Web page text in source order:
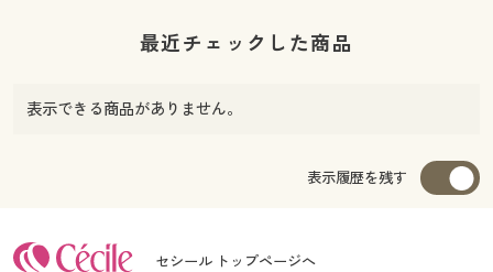
最近チェックした商品
表示できる商品がありません。
表示履歴を残す
セシール トップページへ